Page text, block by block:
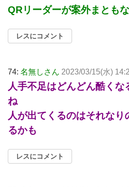
QRリーダーが案外まとも
レスにコメント
74: 名無しさん 2023/03/15(水)
人手不足はどんどん酷く
ね
人が出てくるのはそれなり
るかも
レスにコメント